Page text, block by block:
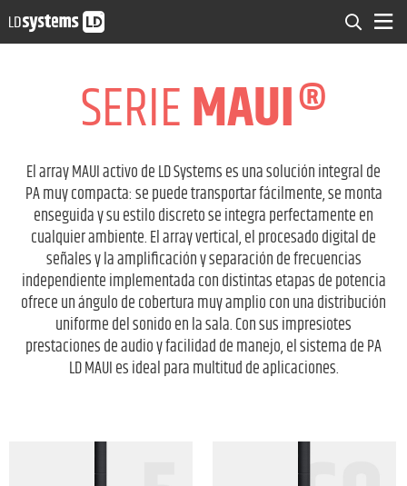
SERIEMAUI®
El array MAUI activo de LD Systems es una solución integral de
PA muy compacta: se puede transportar fácilmente, se monta
enseguida y su estilo discreto se integra perfectamente en
cualquier ambiente. El array vertical, el procesado digital de
señales y la amplificación y separación de frecuencias
independiente implementada con distintas etapas de potencia
ofrece un ángulo de cobertura muy amplio con una distribución
uniforme del sonido en la sala. Con sus impresiotes
prestaciones de audio y facilidad de manejo, el sistema de PA
LD MAUI es ideal para multitud de aplicaciones.